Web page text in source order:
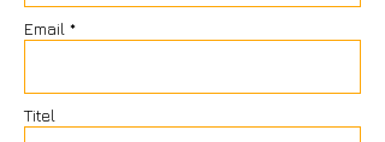
Email *
Titel